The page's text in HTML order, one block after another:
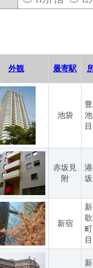
外観 最寄駅
池袋
目
赤坂見
附
新宿
目